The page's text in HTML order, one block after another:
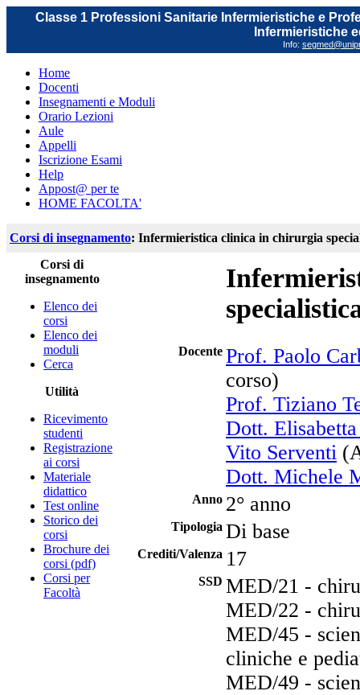
Classe 1 Professioni Sanitarie Infermieristiche e
Infermieristiche
Info:
Home
Docenti
Insegnamenti e Moduli
Orario Lezioni
Aule
Appelli
Iscrizione Esami
Help
Appost@ per te
HOME FACOLTA'
Corsi di insegnamento: Infermieristica clinica in chirurgia
Corsi di
insegnamento
Elenco dei
corsi
Elenco dei
moduli
Cerca
Utilità
Ricevimento
studenti
Registrazione
ai corsi
Materiale
didattico
Test online
Storico dei
corsi
Brochure dei
corsi (pdf)
Corsi per
Facoltà
Docente Prof. Paolo
corso)
Prof. Tiziano
Dott.
Vito Serventi
Dott. Michele
Anno 2° anno
Tipologia Di base
Crediti/Valenza 17
SSD MED/21 -
MED/22 -
MED/45 -
cliniche e
MED/49 -